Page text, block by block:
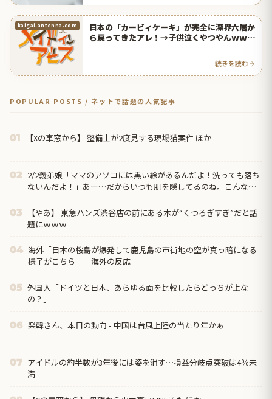
kaigai-antenna.com
日本の「カービィケーキ」が完全に深界六層か
ら戻ってきたアレ！→子供泣くやつやんｗｗｗ
続きを読む
POPULAR POSTS / ネットで話題の人気記事
01 【Xの車窓から】 整備士が2度見する現場猫案件 ほか
02 2/2義弟娘「ママのアソコには黒い絵があるんだよ！洗っても落ち
ないんだよ！」あー…だからいつも肌を隠してるのね。こんな田
03
【やあ】 東急ハンズ渋谷店の前にある木が“くつろぎすぎ”だと話
題にｗｗｗ
04 海外「日本の桜島が爆発して鹿児島の市街地の空が真っ暗になる
様子がこちら」 海外の反応
05 外国人「ドイツと日本、あらゆる面を比較したらどっちが上な
の？」
06 楽韓さん、本日の動向 - 中国は台風上陸の当たり年かぁ
07 アイドルの約半数が3年後には姿を消す…損益分岐点突破は4％未
満